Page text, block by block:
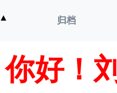
你好！刘
▲
单
归档